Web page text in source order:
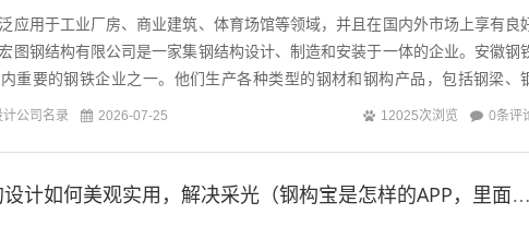
应用于工业厂房、商业建筑、体育场馆等领域，并且在国内外市场上享有良
图钢结构有限公司是一家集钢结构设计、制造和安装于一体的企业。安徽钢
重要的钢铁企业之一。他们生产各种类型的钢材和钢构产品，包括钢梁、
徽钢铁集团拥有先进的生产设备和严格的质量控...
公司名录 2026-07-25 12025次浏览 0条评
钢架阁楼的设计如何美观实用，解决采光（钢构宝是怎样的APP，里面的钢结构项目工程多吗）